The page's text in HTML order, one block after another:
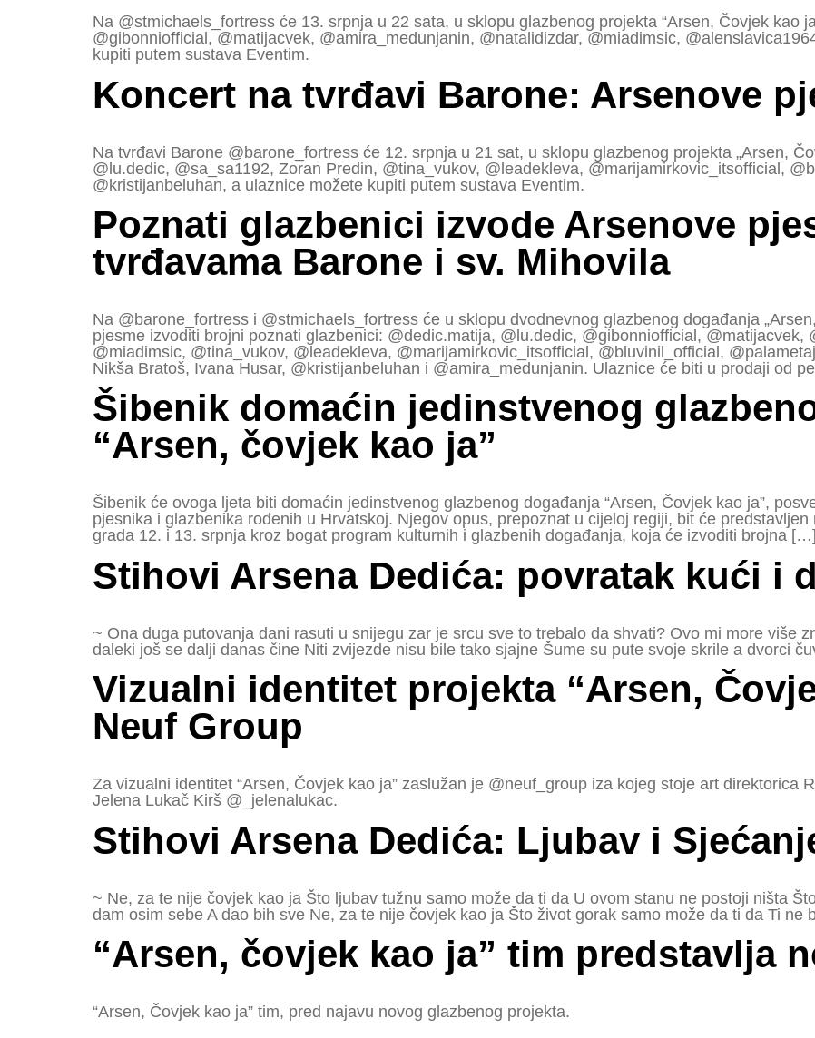
Na @stmichaels_fortress će 13. srpnja u 22 sata, u sklopu glazbenog projekta “Arsen, Čovjek kao
@gibonniofficial, @matijacvek, @amira_medunjanin, @natalidizdar, @miadimsic,
kupiti putem sustava Eventim.
Koncert na tvrđavi Barone: Arsenove
Na tvrđavi Barone @barone_fortress će 12. srpnja u 21 sat, u sklopu glazbenog projekta „Arsen,
@lu.dedic, @sa_sa1192, Zoran Predin, @tina_vukov, @leadekleva, @marijamirkovic_itsofficial,
@kristijanbeluhan, a ulaznice možete kupiti putem sustava Eventim.
Poznati glazbenici izvode Arsenove
tvrđavama Barone i sv. Mihovila
Na @barone_fortress i @stmichaels_fortress će u sklopu dvodnevnog glazbenog događanja
pjesme izvoditi brojni poznati glazbenici: @dedic.matija, @lu.dedic, @gibonniofficial, @matijacvek,
@miadimsic, @tina_vukov, @leadekleva, @marijamirkovic_itsofficial, @bluvinil_official,
Nikša Bratoš, Ivana Husar, @kristijanbeluhan i @amira_medunjanin. Ulaznice će biti u prodaji od
Šibenik domaćin jedinstvenog
“Arsen, čovjek kao ja”
Šibenik će ovoga ljeta biti domaćin jedinstvenog glazbenog događanja “Arsen, Čovjek kao ja”,
pjesnika i glazbenika rođenih u Hrvatskoj. Njegov opus, prepoznat u cijeloj regiji, bit će
grada 12. i 13. srpnja kroz bogat program kulturnih i glazbenih događanja, koja će izvoditi brojna […]
Stihovi Arsena Dedića: povratak kući i
~ Ona duga putovanja dani rasuti u snijegu zar je srcu sve to trebalo da shvati? Ovo mi more više
daleki još se dalji danas čine Niti zvijezde nisu bile tako sjajne Šume su pute svoje skrile a dvorci
Vizualni identitet projekta “Arsen,
Neuf Group
Za vizualni identitet “Arsen, Čovjek kao ja” zaslužan je @neuf_group iza kojeg stoje art direktorica
Jelena Lukač Kirš @_jelenalukac.
Stihovi Arsena Dedića: Ljubav i
~ Ne, za te nije čovjek kao ja Što ljubav tužnu samo može da ti da U ovom stanu ne postoji ništa
dam osim sebe A dao bih sve Ne, za te nije čovjek kao ja Što život gorak samo može da ti da Ti ne
“Arsen, čovjek kao ja” tim predstavlja
“Arsen, Čovjek kao ja” tim, pred najavu novog glazbenog projekta.